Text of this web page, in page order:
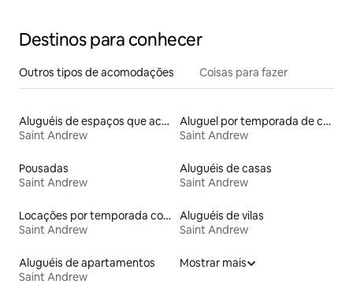
Destinos para conhecer
Outros tipos de acomodações Coisas para fazer
Aluguéis de espaços que aceitam animais de estimação
Saint Andrew
Aluguel por temporada de casas de hóspedes
Saint Andrew
Pousadas
Saint Andrew
Aluguéis de casas
Saint Andrew
Locações por temporada com piscina
Saint Andrew
Aluguéis de vilas
Saint Andrew
Aluguéis de apartamentos
Saint Andrew
Mostrar mais